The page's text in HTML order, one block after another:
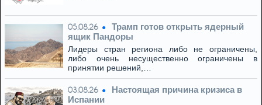
05.08.26
Трамп готов открыть ядерный
ящик Пандоры
Лидеры стран региона либо не ограничены,
либо очень несущественно ограничены в
принятии решений,…
03.08.26
Настоящая причина кризиса в
Испании